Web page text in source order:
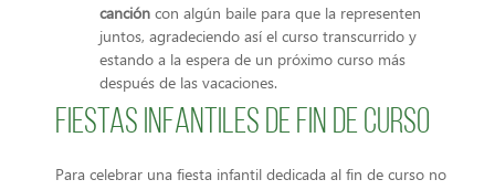
canción con algún baile para que la representen
juntos, agradeciendo así el curso transcurrido y
estando a la espera de un próximo curso más
después de las vacaciones.
Fiestas infantiles de fin de curso
Para celebrar una fiesta infantil dedicada al fin de curso no